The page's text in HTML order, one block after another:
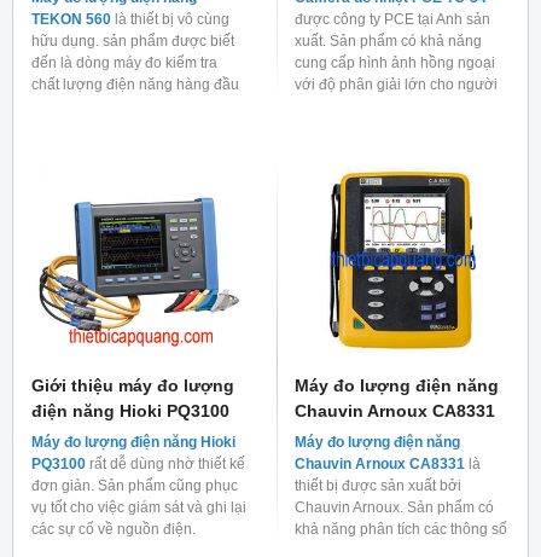
TEKON 560 là thiết bị vô cùng
hữu dụng. sản phẩm được biết
đến là dòng máy đo kiểm tra
chất lượng điện năng hàng đầu
được công ty PCE tại Anh sản
xuất. Sản phẩm có khả năng
cung cấp hình ảnh hồng ngoại
với độ phân giải lớn cho người
Giới thiệu máy đo lượng
điện năng Hioki PQ3100
Máy đo lượng điện năng Hioki
PQ3100 rất dễ dùng nhờ thiết kế
đơn giản. Sản phẩm cũng phục
vụ tốt cho việc giám sát và ghi lại
các sự cố về nguồn điện.
Máy đo lượng điện năng
Chauvin Arnoux CA8331
Máy đo lượng điện năng
Chauvin Arnoux CA8331 là
thiết bị được sản xuất bởi
Chauvin Arnoux. Sản phẩm có
khả năng phân tích các thông số